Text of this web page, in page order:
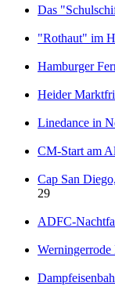
Das
"Rothaut" im
Hamburger
Heider
Linedance in
CM-Start am
Cap San
29
ADFC-